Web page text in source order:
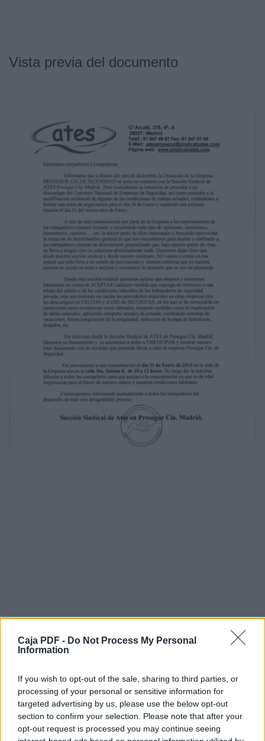
Caja PDF - Do Not Process My Personal
Information
If you wish to opt-out of the sale, sharing to third parties, or
processing of your personal or sensitive information for
targeted advertising by us, please use the below opt-out
section to confirm your selection. Please note that after your
opt-out request is processed you may continue seeing
Vista previa del documento
Descargar el documento (PDF)
escrito descuelgue.pdf (PDF, 685 KB)